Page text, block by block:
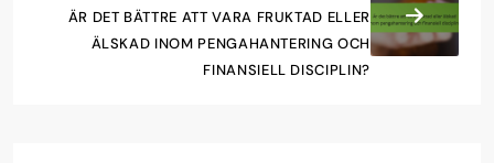
ÄR DET BÄTTRE ATT VARA FRUKTAD ELLER
ÄLSKAD INOM PENGAHANTERING OCH
FINANSIELL DISCIPLIN?